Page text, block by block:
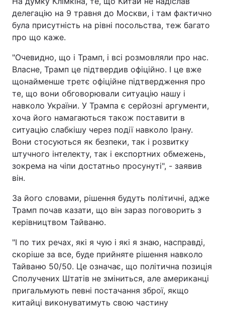
делегацію на 9 травня до Москви, і там фактично
була присутність на рівні посольства, теж багато
про що каже.
"Очевидно, що і Трамп, і всі розмовляли про нас.
Власне, Трамп це підтвердив офіційно. І це вже
щонайменше третє офіційне підтвердження про
те, що вони обговорювали ситуацію нашу і
навколо України. У Трампа є серйозні аргументи,
хоча його намагаються також поставити в
ситуацію слабкішу через події навколо Ірану.
Вони стосуються як безпеки, так і розвитку
штучного інтелекту, так і експортних обмежень,
зокрема на чіпи достатньо просунуті", - заявив
він.
За його словами, рішення будуть політичні, адже
Трамп почав казати, що він зараз поговорить з
керівництвом Тайваню.
"І по тих речах, які я чую і які я знаю, насправді,
скоріше за все, буде прийняте рішення навколо
Тайваню 50/50. Це означає, що політична позиція
Сполучених Штатів не зміниться, але американці
пригальмують певні постачання зброї, якщо
китайці виконуватимуть свою частину